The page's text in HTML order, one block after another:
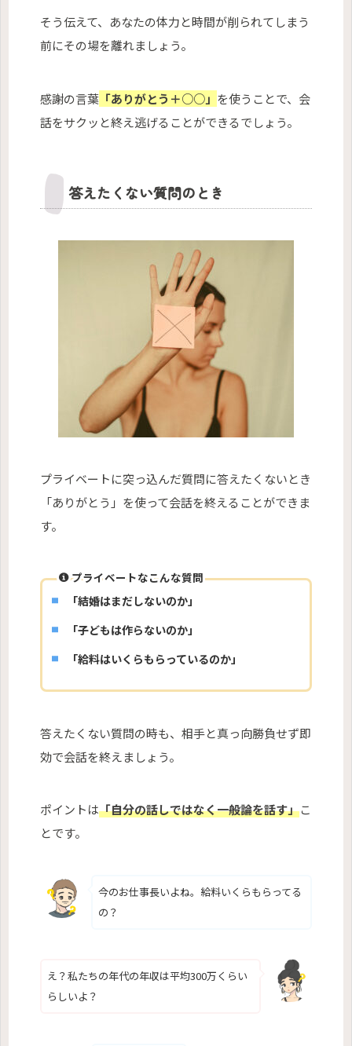
そう伝えて、あなたの体力と時間が削られてしまう
前にその場を離れましょう。
感謝の言葉 「ありがとう＋○○」 を使うことで、会
話をサクッと終え逃げることができるでしょう。
答えたくない質問のとき
プライベートに突っ込んだ質問に答えたくないとき
「ありがとう」を使って会話を終えることができま
す。
プライベートなこんな質問
「結婚はまだしないのか」
「子どもは作らないのか」
「給料はいくらもらっているのか」
答えたくない質問の時も、相手と真っ向勝負せず即
効で会話を終えましょう。
ポイントは「自分の話しではなく一般論を話す」こ
とです。
今のお仕事長いよね。給料いくらもらってる
の？
え？私たちの年代の年収は平均300万くらい
らしいよ？